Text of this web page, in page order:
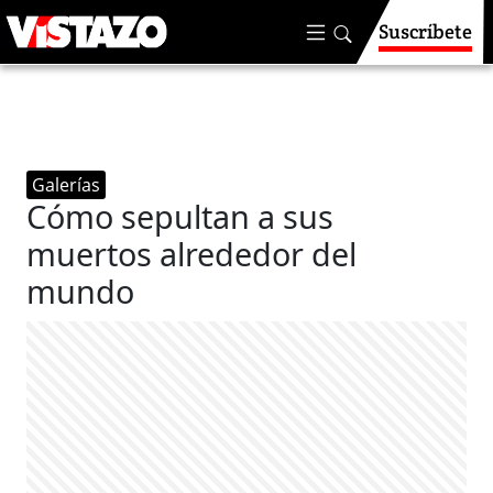
Suscríbete
Galerías
Cómo sepultan a sus
muertos alrededor del
mundo